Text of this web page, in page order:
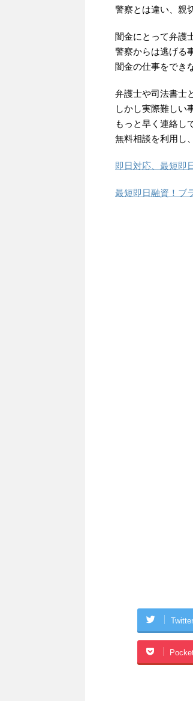
警察とは違い、親
闇金にとって弁護
警察からは逃げる
闇金の仕事をでき
弁護士や司法書士
しかし実際難しい
もっと早く連絡し
無料相談を利用し
即日対応、最短即
最短即日融資！ブ
Twitter